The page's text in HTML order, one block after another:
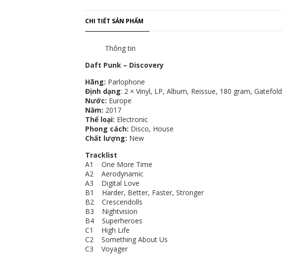
CHI TIẾT SẢN PHẨM
Thông tin
Daft Punk ‎– Discovery
Hãng: Parlophone
Định dạng: 2 × Vinyl, LP, Album, Reissue, 180 gram, Gatefold
Nước: Europe
Năm: 2017
Thể loại: Electronic
Phong cách: Disco, House
Chất lượng: New
Tracklist
A1 One More Time
A2 Aerodynamic
A3 Digital Love
B1 Harder, Better, Faster, Stronger
B2 Crescendolls
B3 Nightvision
B4 Superheroes
C1 High Life
C2 Something About Us
C3 Voyager